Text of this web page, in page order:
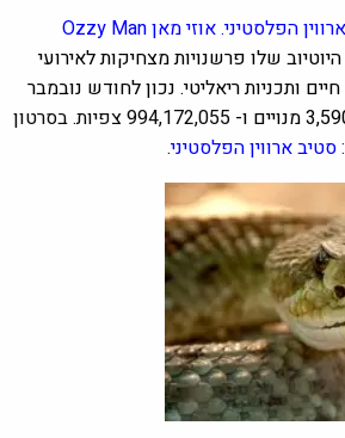
הפלסטיני. אוזי מאןOzzy Man
שלו פרשנויות מצחיקות לאירועי
ותכניות ריאליטי. נכון לחודש נובמבר
994,172,055 צפיות. בסרטון
ארווין הפלסטיני.